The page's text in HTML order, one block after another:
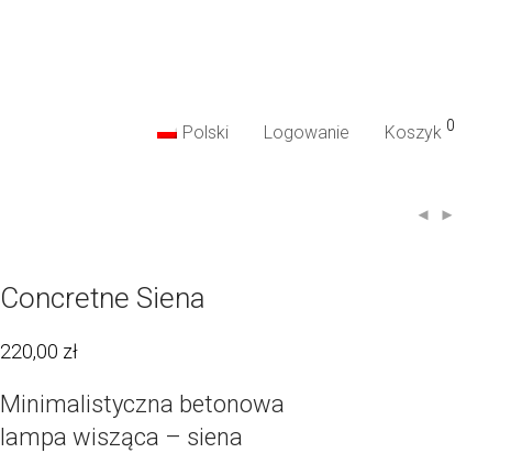
Polski Logowanie Koszyk 0
Concretne Siena
220,00 zł
Minimalistyczna betonowa
lampa wisząca – siena